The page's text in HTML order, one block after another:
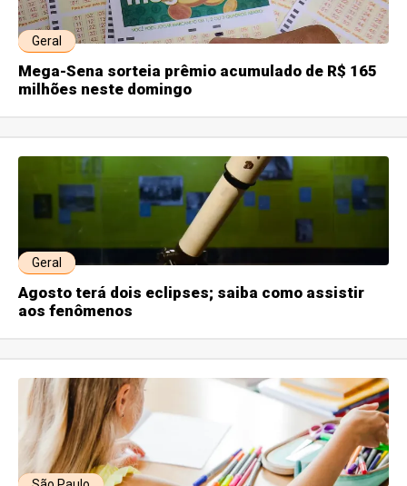
Geral
Mega-Sena sorteia prêmio acumulado de R$ 165
milhões neste domingo
Geral
Agosto terá dois eclipses; saiba como assistir
aos fenômenos